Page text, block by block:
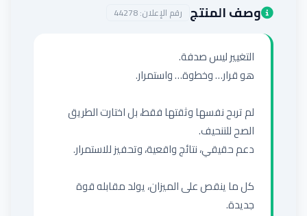
وصف المنتج رقم الإعلان:44278